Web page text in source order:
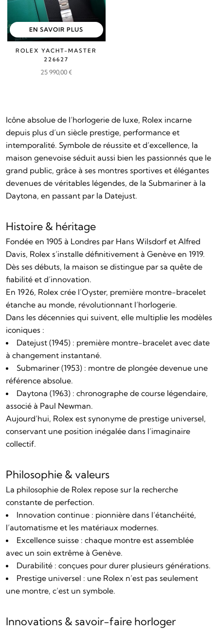
EN SAVOIR PLUS
ROLEX YACHT-MASTER
226627
25 990,00€
Icône absolue de l’horlogerie de luxe, Rolex incarne
depuis plus d’un siècle prestige, performance et
intemporalité. Symbole de réussite et d’excellence, la
maison genevoise séduit aussi bien les passionnés que le
grand public, grâce à ses montres sportives et élégantes
devenues de véritables légendes, de la Submariner à la
Daytona, en passant par la Datejust.
Histoire & héritage
Fondée en 1905 à Londres par Hans Wilsdorf et Alfred
Davis, Rolex s’installe définitivement à Genève en 1919.
Dès ses débuts, la maison se distingue par sa quête de
fiabilité et d’innovation.
En 1926, Rolex crée l’Oyster, première montre-bracelet
étanche au monde, révolutionnant l’horlogerie.
Dans les décennies qui suivent, elle multiplie les modèles
iconiques :
Datejust (1945) : première montre-bracelet avec date
à changement instantané.
Submariner (1953) : montre de plongée devenue une
référence absolue.
Daytona (1963) : chronographe de course légendaire,
associé à Paul Newman.
Aujourd’hui, Rolex est synonyme de prestige universel,
conservant une position inégalée dans l’imaginaire
collectif.
Philosophie & valeurs
La philosophie de Rolex repose sur la recherche
constante de perfection.
Innovation continue : pionnière dans l’étanchéité,
l’automatisme et les matériaux modernes.
Excellence suisse : chaque montre est assemblée
avec un soin extrême à Genève.
Durabilité : conçues pour durer plusieurs générations.
Prestige universel : une Rolex n’est pas seulement
une montre, c’est un symbole.
Innovations & savoir-faire horloger